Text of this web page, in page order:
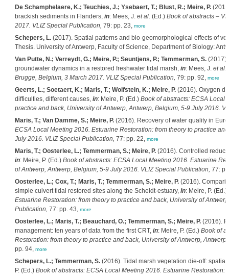
De Schamphelaere, K.; Teuchies, J.; Ysebaert, T.; Blust, R.; Meire, P.
brackish sediments in Flanders, in: Mees, J. et al. (Ed.) Book of abstracts –
2017. VLIZ Special Publication, 79: pp. 23, more
Schepers, L.(2017). Spatial patterns and bio-geomorphological effects of
Thesis. University of Antwerp, Faculty of Science, Department of Biology:
Van Putte, N.; Verreydt, G.; Meire, P.; Seuntjens, P.; Temmerman, S.(2017).
groundwater dynamics in a restored freshwater tidal marsh, in: Mees, J. et al.
Brugge, Belgium, 3 March 2017. VLIZ Special Publication, 79: pp. 92, more
Geerts, L.; Soetaert, K.; Maris, T.; Wolfstein, K.; Meire, P.(2016). Oxygen
difficulties, different causes, in: Meire, P. (Ed.) Book of abstracts: ECSA Local
practice and back, University of Antwerp, Antwerp, Belgium, 5-9 July 2016.
Maris, T.; Van Damme, S.; Meire, P.(2016). Recovery of water quality in
ECSA Local Meeting 2016. Estuarine Restoration: from theory to practice
July 2016. VLIZ Special Publication, 77: pp. 22, more
Maris, T.; Oosterlee, L.; Temmerman, S.; Meire, P.(2016). Controlled
in: Meire, P. (Ed.) Book of abstracts: ECSA Local Meeting 2016. Estuarine
of Antwerp, Antwerp, Belgium, 5-9 July 2016. VLIZ Special Publication, 77:
Oosterlee, L.; Cox, T.; Maris, T.; Temmerman, S.; Meire, P.(2016).
simple culvert tidal restored sites along the Scheldt-estuary, in: Meire, P. (Ed.)
Estuarine Restoration: from theory to practice and back, University of
Publication, 77: pp. 43, more
Oosterlee, L.; Maris, T.; Beauchard, O.; Temmerman, S.; Meire, P.(2016).
management: ten years of data from the first CRT, in: Meire, P. (Ed.) Book of
Restoration: from theory to practice and back, University of Antwerp,
pp. 94, more
Schepers, L.; Temmerman, S.(2016). Tidal marsh vegetation die-off:
P. (Ed.) Book of abstracts: ECSA Local Meeting 2016. Estuarine